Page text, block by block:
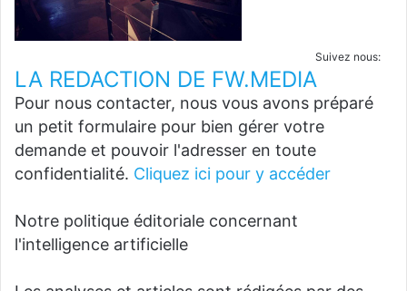
Suivez nous:
LA REDACTION DE FW.MEDIA
Pour nous contacter, nous vous avons préparé
un petit formulaire pour bien gérer votre
demande et pouvoir l'adresser en toute
confidentialité. Cliquez ici pour y accéder
Notre politique éditoriale concernant
l'intelligence artificielle